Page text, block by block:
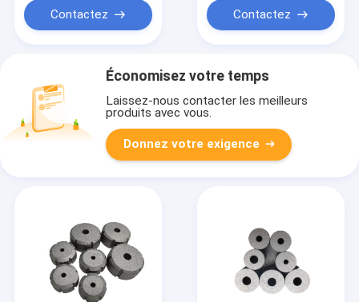
cuivreContactez Contactez
Économisez votre temps
Laissez-nous contacter les meilleurs
produits avec vous.
Donnez votre exigence